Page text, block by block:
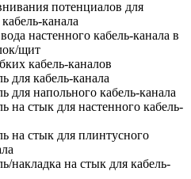
потенциалов для
канала
настенного кабель-канала в
щит
кабель-каналов
для кабель-канала
для напольного кабель-канала
на стык для настенного кабель-
на стык для плинтусного
накладка на стык для кабель-